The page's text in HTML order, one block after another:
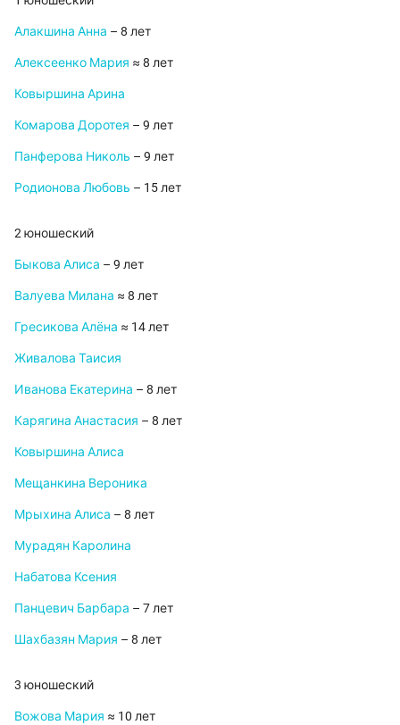
Алакшина Анна – 8 лет
Алексеенко Мария ≈ 8 лет
Ковыршина Арина
Комарова Доротея – 9 лет
Панферова Николь – 9 лет
Родионова Любовь – 15 лет
2 юношеский
Быкова Алиса – 9 лет
Валуева Милана ≈ 8 лет
Гресикова Алёна ≈ 14 лет
Живалова Таисия
Иванова Екатерина – 8 лет
Карягина Анастасия – 8 лет
Ковыршина Алиса
Мещанкина Вероника
Мрыхина Алиса – 8 лет
Мурадян Каролина
Набатова Ксения
Панцевич Барбара – 7 лет
Шахбазян Мария – 8 лет
3 юношеский
Вожова Мария ≈ 10 лет